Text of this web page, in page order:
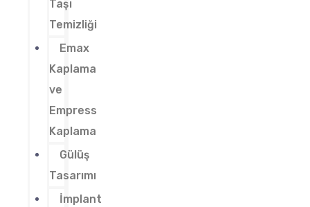
Taşı
Temizliği
Emax
Kaplama
ve
Empress
Kaplama
Gülüş
Tasarımı
İmplant